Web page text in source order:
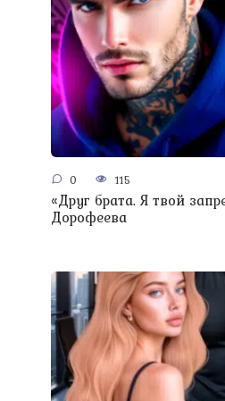
0 115
«Друг брата. Я твой
Дорофеева